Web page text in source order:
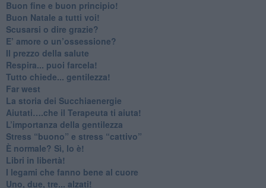
Buon fine e buon principio!
​Buon Natale a tutti voi!
​Scusarsi o dire grazie?
​E’ amore o un’ossessione?
​Il prezzo della salute
​Respira... puoi farcela!
​Tutto chiede... gentilezza!
​Far west
​La storia dei Succhiaenergie
​Aiutati….che il Terapeuta ti aiuta!
​L’importanza della gentilezza
​Stress “buono” e stress “cattivo”
​È normale? Sì, lo è!
​Libri in libertà!
​I legami che fanno bene al cuore
Uno, due, tre... alzati!​